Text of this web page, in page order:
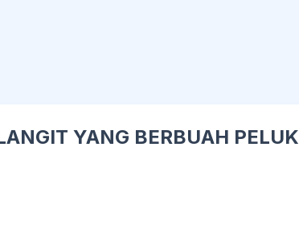
YANG BERBUAH PELUK